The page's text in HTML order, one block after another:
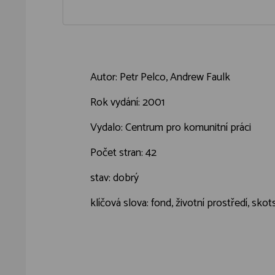
Autor: Petr Pelco, Andrew Faulk
Rok vydání: 2001
Vydalo: Centrum pro komunitní práci
Počet stran: 42
stav: dobrý
klíčová slova: fond, životní prostředí,